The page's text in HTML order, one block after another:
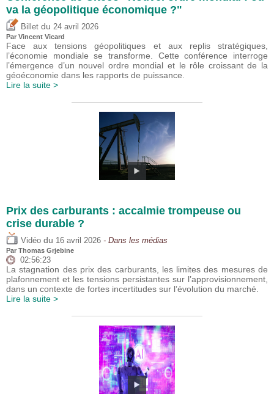
va la géopolitique économique ?"
Billet du 24 avril 2026
Par Vincent Vicard
Face aux tensions géopolitiques et aux replis stratégiques,
l’économie mondiale se transforme. Cette conférence interroge
l’émergence d’un nouvel ordre mondial et le rôle croissant de la
géoéconomie dans les rapports de puissance.
Lire la suite >
Prix des carburants : accalmie trompeuse ou
crise durable ?
Vidéo du 16 avril 2026 - Dans les médias
Par Thomas Grjebine
02:56:23
La stagnation des prix des carburants, les limites des mesures de
plafonnement et les tensions persistantes sur l’approvisionnement,
dans un contexte de fortes incertitudes sur l’évolution du marché.
Lire la suite >